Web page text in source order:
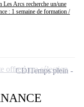
Arcs recherche un/une
: 1 semaine de formation /
CDITemps plein
offre à ma sélection